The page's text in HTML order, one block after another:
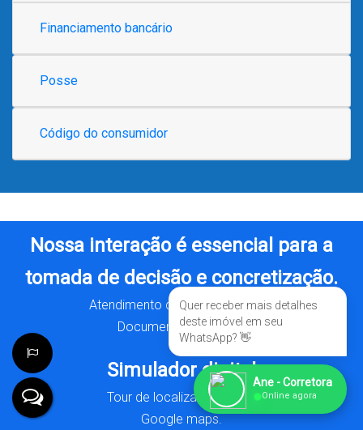
Financiamento bancário
Posse
Código do consumidor
Nossa interação é essencial para a
tomada de decisão e concretização.
Atendimento digital e presencial.
Documentação digital.
Simulador digital
Tour de localização digital
Google maps.
Quer receber mais detalhes
deste imóvel em seu
WhatsApp? 👋
Ane - Corretora
●Online agora